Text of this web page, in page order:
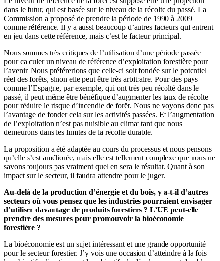
dans le futur, qui est basée sur le niveau de la récolte du passé. La
Commission a proposé de prendre la période de 1990 à 2009
comme référence. Il y a aussi beaucoup d’autres facteurs qui entrent
en jeu dans cette référence, mais c’est le facteur principal.
Nous sommes très critiques de l’utilisation d’une période passée
pour calculer un niveau de référence d’exploitation forestière pour
l’avenir. Nous préférerions que celle-ci soit fondée sur le potentiel
réel des forêts, sinon elle peut être très arbitraire. Pour des pays
comme l’Espagne, par exemple, qui ont très peu récolté dans le
passé, il peut même être bénéfique d’augmenter les taux de récolte
pour réduire le risque d’incendie de forêt. Nous ne voyons donc pas
l’avantage de fonder cela sur les activités passées. Et l’augmentation
de l’exploitation n’est pas nuisible au climat tant que nous
demeurons dans les limites de la récolte durable.
La proposition a été adaptée au cours du processus et nous pensons
qu’elle s’est améliorée, mais elle est tellement complexe que nous ne
savons toujours pas vraiment quel en sera le résultat. Quant à son
impact sur le secteur, il faudra attendre pour le juger.
Au-delà de la production d’énergie et du bois, y a-t-il d’autres
secteurs où vous pensez que les industries pourraient envisager
d’utiliser davantage de produits forestiers ? L’UE peut-elle
prendre des mesures pour promouvoir la bioéconomie
forestière ?
La bioéconomie est un sujet intéressant et une grande opportunité
pour le secteur forestier. J’y vois une occasion d’atteindre à la fois